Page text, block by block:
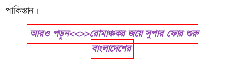
পাকিস্তান।
আরও পড়ুন<<>>রোমাঞ্চকর জয়ে সুপার ফোর শুরু
বাংলাদেশের